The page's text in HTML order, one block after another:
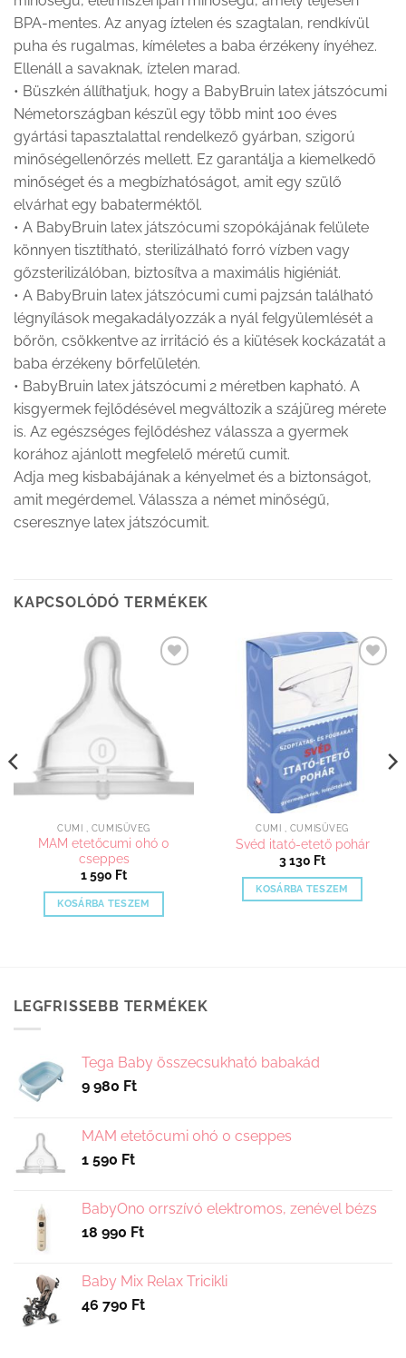
BPA-mentes. Az anyag íztelen és szagtalan, rendkívül
puha és rugalmas, kíméletes a baba érzékeny ínyéhez.
Ellenáll a savaknak, íztelen marad.
• Büszkén állíthatjuk, hogy a BabyBruin latex játszócumi
Németországban készül egy több mint 100 éves
gyártási tapasztalattal rendelkező gyárban, szigorú
minőségellenőrzés mellett. Ez garantálja a kiemelkedő
minőséget és a megbízhatóságot, amit egy szülő
elvárhat egy babaterméktől.
• A BabyBruin latex játszócumi szopókájának felülete
könnyen tisztítható, sterilizálható forró vízben vagy
gőzsterilizálóban, biztosítva a maximális higiéniát.
• A BabyBruin latex játszócumi cumi pajzsán található
légnyílások megakadályozzák a nyál felgyülemlését a
bőrön, csökkentve az irritáció és a kiütések kockázatát a
baba érzékeny bőrfelületén.
• BabyBruin latex játszócumi 2 méretben kapható. A
kisgyermek fejlődésével megváltozik a szájüreg mérete
is. Az egészséges fejlődéshez válassza a gyermek
korához ajánlott megfelelő méretű cumit.
Adja meg kisbabájának a kényelmet és a biztonságot,
amit megérdemel. Válassza a német minőségű,
cseresznye latex játszócumit.
KAPCSOLÓDÓ TERMÉKEK
CUMI , CUMISÜVEG
MAM etetőcumi 0hó 0
cseppes
1 590 Ft
KOSÁRBA TESZEM
Kedvenceimhez
adom
CUMI , CUMISÜVEG
Svéd itató-etető pohár
3 130 Ft
KOSÁRBA TESZEM
LEGFRISSEBB TERMÉKEK
Tega Baby összecsukható babakád
9 980 Ft
MAM etetőcumi 0hó 0 cseppes
1 590 Ft
BabyOno orrszívó elektromos, zenével bézs
18 990 Ft
Baby Mix Relax Tricikli
46 790 Ft